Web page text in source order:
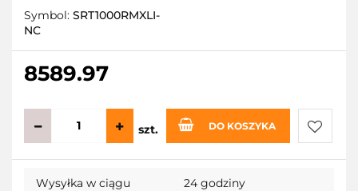
Symbol: SRT1000RMXLI-
NC
8589.97
szt. DO KOSZYKA
Do
Wysyłka w ciągu 24 godziny